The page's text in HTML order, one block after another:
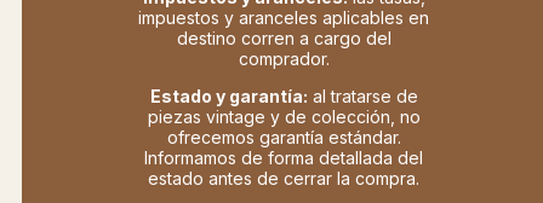
impuestos y aranceles aplicables en
destino corren a cargo del
comprador.
Estado y garantía: al tratarse de
piezas vintage y de colección, no
ofrecemos garantía estándar.
Informamos de forma detallada del
estado antes de cerrar la compra.